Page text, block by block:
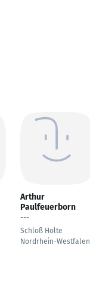
Arthur
Paulfeuerborn
---
Schloß Holte
Nordrhein-Westfalen